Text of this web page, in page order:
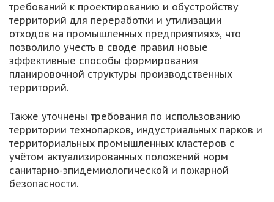
требований к проектированию и обустройству
территорий для переработки и утилизации
отходов на промышленных предприятиях», что
позволило учесть в своде правил новые
эффективные способы формирования
планировочной структуры производственных
территорий.
Также уточнены требования по использованию
территории технопарков, индустриальных парков и
территориальных промышленных кластеров с
учётом актуализированных положений норм
санитарно-эпидемиологической и пожарной
безопасности.